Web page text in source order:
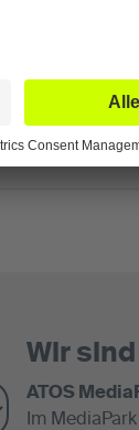
Laut
Wir
ATOS
Im